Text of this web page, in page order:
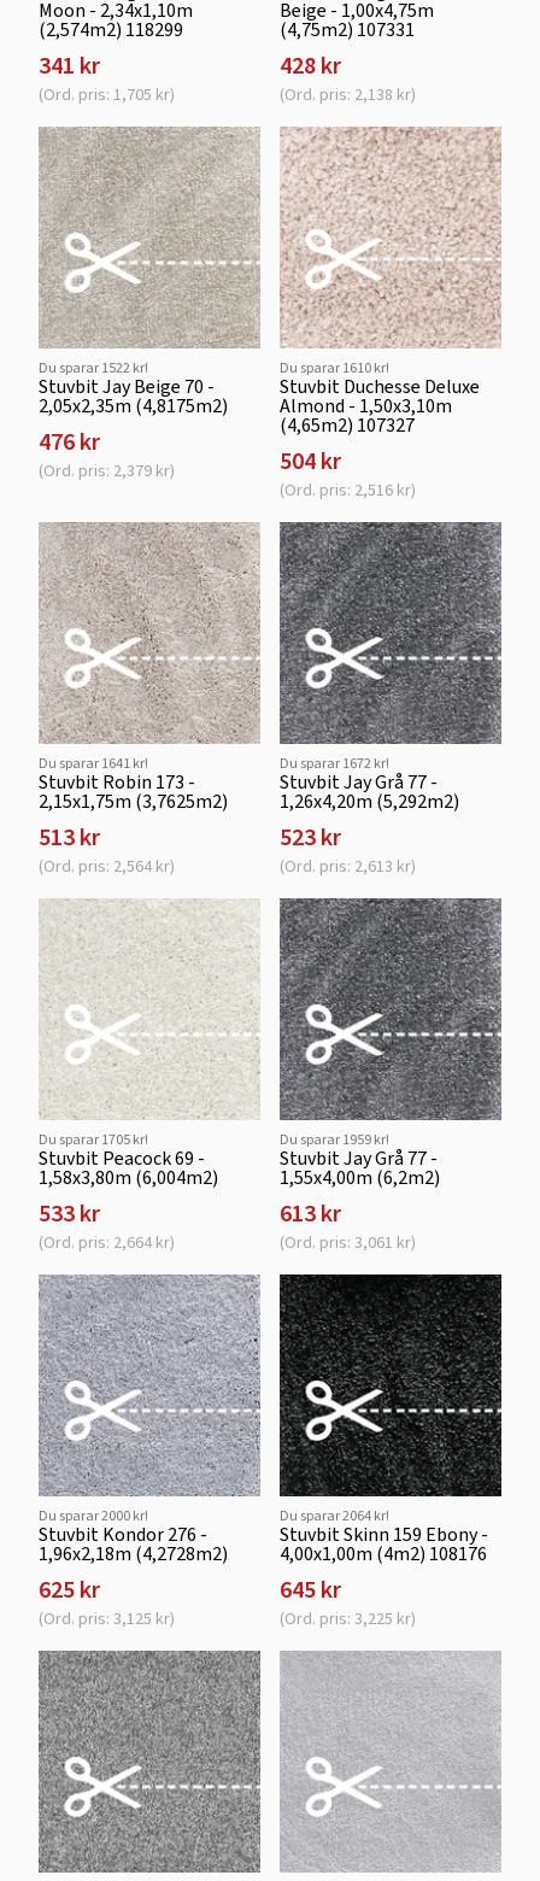
Moon - 2,34x1,10m
(2,574m2) 118299
341 kr
(Ord. pris: 1,705 kr)
Beige - 1,00x4,75m
(4,75m2) 107331
428 kr
(Ord. pris: 2,138 kr)
Du sparar 1522 kr!
Stuvbit Jay Beige 70 -
2,05x2,35m (4,8175m2)
476 kr
(Ord. pris: 2,379 kr)
Du sparar 1610 kr!
Stuvbit Duchesse Deluxe
Almond - 1,50x3,10m
(4,65m2) 107327
504 kr
(Ord. pris: 2,516 kr)
Du sparar 1641 kr!
Stuvbit Robin 173 -
2,15x1,75m (3,7625m2)
513 kr
(Ord. pris: 2,564 kr)
Du sparar 1672 kr!
Stuvbit Jay Grå 77 -
1,26x4,20m (5,292m2)
523 kr
(Ord. pris: 2,613 kr)
Du sparar 1705 kr!
Stuvbit Peacock 69 -
1,58x3,80m (6,004m2)
533 kr
(Ord. pris: 2,664 kr)
Du sparar 1959 kr!
Stuvbit Jay Grå 77 -
1,55x4,00m (6,2m2)
613 kr
(Ord. pris: 3,061 kr)
Du sparar 2000 kr!
Stuvbit Kondor 276 -
1,96x2,18m (4,2728m2)
625 kr
(Ord. pris: 3,125 kr)
Du sparar 2064 kr!
Stuvbit Skinn 159 Ebony -
4,00x1,00m (4m2) 108176
645 kr
(Ord. pris: 3,225 kr)